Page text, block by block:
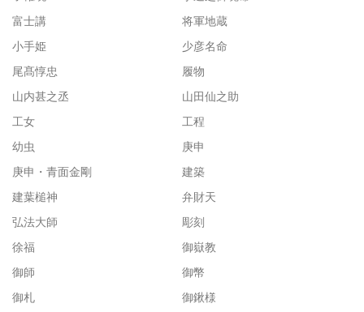
富士講
将軍地蔵
小手姫
少彦名命
尾髙惇忠
履物
山内甚之丞
山田仙之助
工女
工程
幼虫
庚申
庚申・青面金剛
建築
建葉槌神
弁財天
弘法大師
彫刻
徐福
御嶽教
御師
御幣
御札
御鍬様